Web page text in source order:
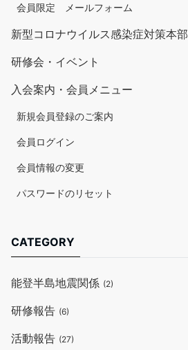
会員限定 メールフォーム
新型コロナウイルス感染症対策本部
研修会・イベント
入会案内・会員メニュー
新規会員登録のご案内
会員ログイン
会員情報の変更
パスワードのリセット
CATEGORY
能登半島地震関係 (2)
研修報告 (6)
活動報告 (27)